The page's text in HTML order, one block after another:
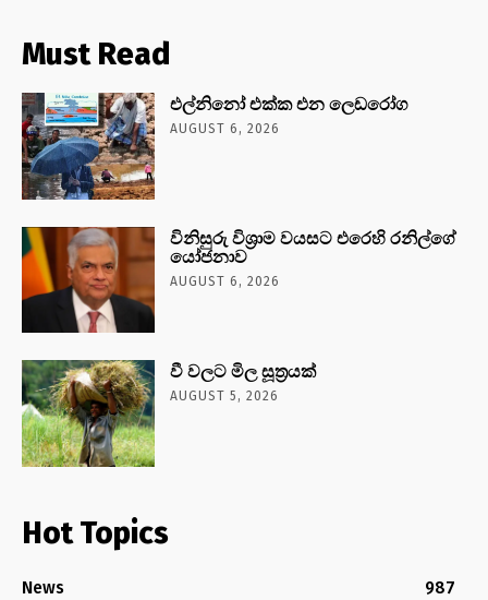
Must Read
එල්නිනෝ එක්ක එන ලෙඩරෝග
AUGUST 6, 2026
විනිසුරු විශ්‍රාම වයසට එරෙහි රනිල්ගේ
යෝජනාව
AUGUST 6, 2026
වී වලට මිල සූත්‍රයක්
AUGUST 5, 2026
Hot Topics
News
987